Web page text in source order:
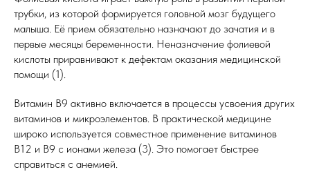
трубки, из которой формируется головной мозг будущего
малыша. Её прием обязательно назначают до зачатия и в
первые месяцы беременности. Неназначение фолиевой
кислоты приравнивают к дефектам оказания медицинской
помощи (1).
Витамин В9 активно включается в процессы усвоения других
витаминов и микроэлементов. В практической медицине
широко используется совместное применение витаминов
В12 и В9 с ионами железа (3). Это помогает быстрее
справиться с анемией.